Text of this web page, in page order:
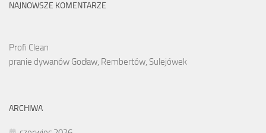
NAJNOWSZE KOMENTARZE
Profi Clean
pranie dywanów Gocław, Rembertów, Sulejówek
ARCHIWA